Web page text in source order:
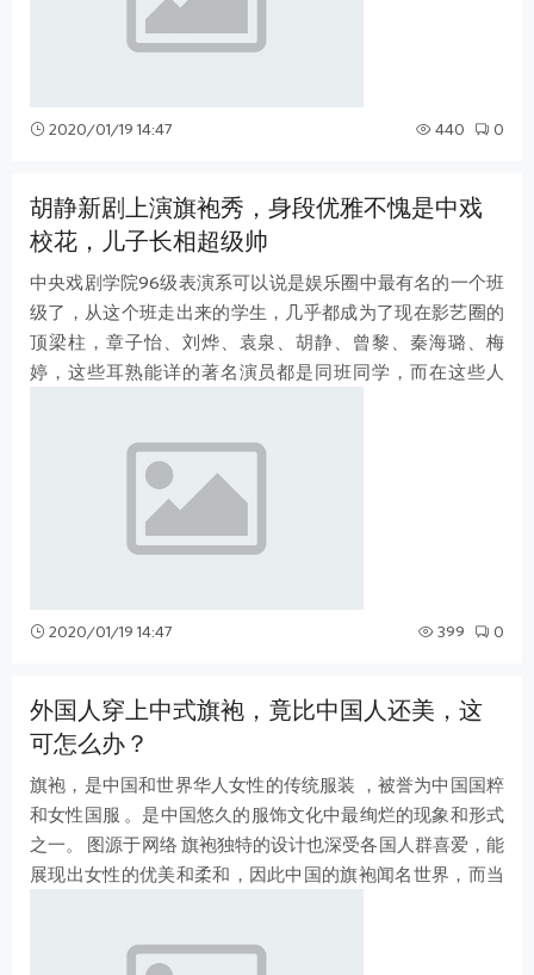
2020/01/19 14:47 440 0
胡静新剧上演旗袍秀，身段优雅不愧是中戏
校花，儿子长相超级帅
中央戏剧学院96级表演系可以说是娱乐圈中最有名的一个班
级了，从这个班走出来的学生，几乎都成为了现在影艺圈的
顶梁柱，章子怡、刘烨、袁泉、胡静、曾黎、秦海璐、梅
婷，这些耳熟能详的著名演员都是同班同学，而在这些人
2020/01/19 14:47 399 0
外国人穿上中式旗袍，竟比中国人还美，这
可怎么办？
旗袍，是中国和世界华人女性的传统服装 ，被誉为中国国粹
和女性国服 。是中国悠久的服饰文化中最绚烂的现象和形式
之一。 图源于网络 旗袍独特的设计也深受各国人群喜爱，能
展现出女性的优美和柔和，因此中国的旗袍闻名世界，而当